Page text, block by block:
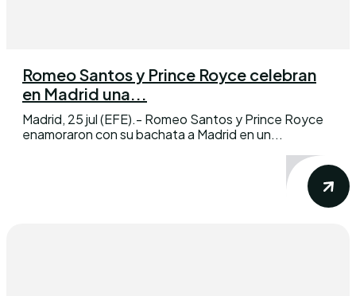
Romeo Santos y Prince Royce celebran
en Madrid una...
Madrid, 25 jul (EFE).- Romeo Santos y Prince Royce
enamoraron con su bachata a Madrid en un...